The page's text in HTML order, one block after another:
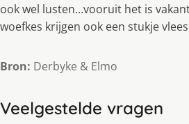
ook wel lusten…vooruit het is
woefkes krijgen ook een stukje
Bron: Derbyke & Elmo
Veelgestelde vragen